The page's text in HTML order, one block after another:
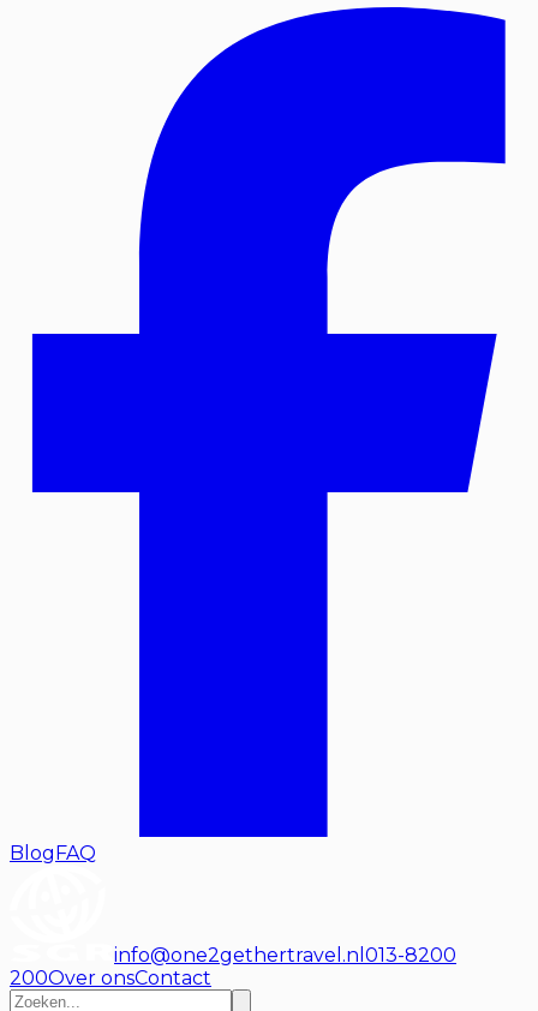
BlogFAQ
info@one2gethertravel.nl 013-8200
200Over onsContact